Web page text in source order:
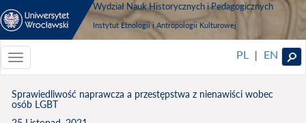
Wydział Nauk Historycznych i Pedagogicznych
Instytut Etnologii i Antropologii Kulturowej
Toggle
navigationToggle
PL | EN
Sprawiedliwość naprawcza a przestępstwa z nienawiści wobec
osób LGBT